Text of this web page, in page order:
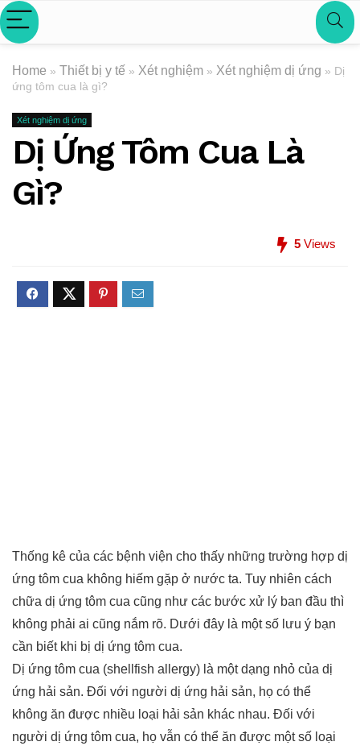
Home » Thiết bị y tế » Xét nghiệm » Xét nghiệm dị ứng » Dị
ứng tôm cua là gì?
Xét nghiệm dị ứng
Dị Ứng Tôm Cua Là
Gì?
5 Views
Thống kê của các bệnh viện cho thấy những trường hợp dị
ứng tôm cua không hiếm gặp ở nước ta. Tuy nhiên cách
chữa dị ứng tôm cua cũng như các bước xử lý ban đầu thì
không phải ai cũng nắm rõ. Dưới đây là một số lưu ý bạn
cần biết khi bị dị ứng tôm cua.
Dị ứng tôm cua (shellfish allergy) là một dạng nhỏ của dị
ứng hải sản. Đối với người dị ứng hải sản, họ có thể
không ăn được nhiều loại hải sản khác nhau. Đối với
người dị ứng tôm cua, họ vẫn có thể ăn được một số loại